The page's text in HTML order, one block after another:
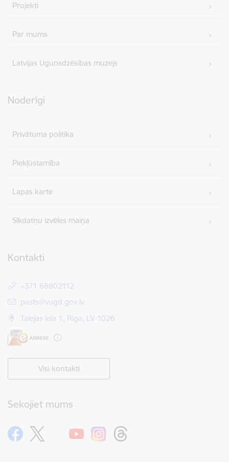
Projekti
Par mums
Latvijas Ugunsdzēsības muzejs
Noderīgi
Privātuma politika
Piekļūstamība
Lapas karte
Sīkdatņu izvēles maiņa
Kontakti
+371 68802112
E-pasts:
pasts@vugd.gov.lv
Talejas iela 1, Rīga, LV-1026
Visi kontakti
Sekojiet mums